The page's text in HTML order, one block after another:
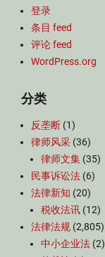
登录
条目 feed
评论 feed
WordPress.org
分类
反垄断 (1)
律师风采 (36)
律师文集 (35)
民事诉讼法 (6)
法律新知 (20)
税收法讯 (12)
法律法规 (2,805)
中小企业法 (2)